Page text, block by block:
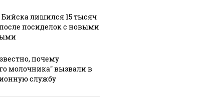
лишился 15 тысяч
посиделок с новыми
почему
молочника" вызвали в
службу